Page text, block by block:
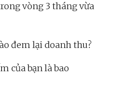
vòng 3 tháng vừa
đem lại doanh thu?
của bạn là bao